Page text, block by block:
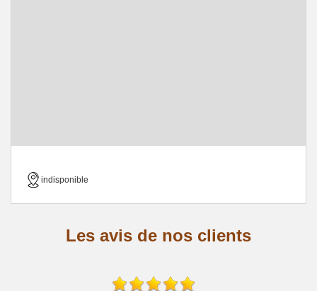
indisponible
Les avis de nos clients